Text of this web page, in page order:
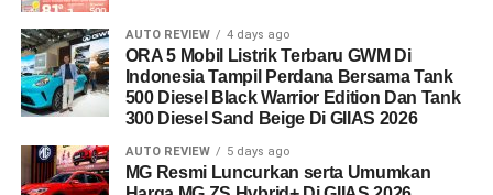
AUTO REVIEW 4 days ago
ORA 5 Mobil Listrik Terbaru GWM Di
Indonesia Tampil Perdana Bersama Tank
500 Diesel Black Warrior Edition Dan Tank
300 Diesel Sand Beige Di GIIAS 2026
AUTO REVIEW 5 days ago
MG Resmi Luncurkan serta Umumkan